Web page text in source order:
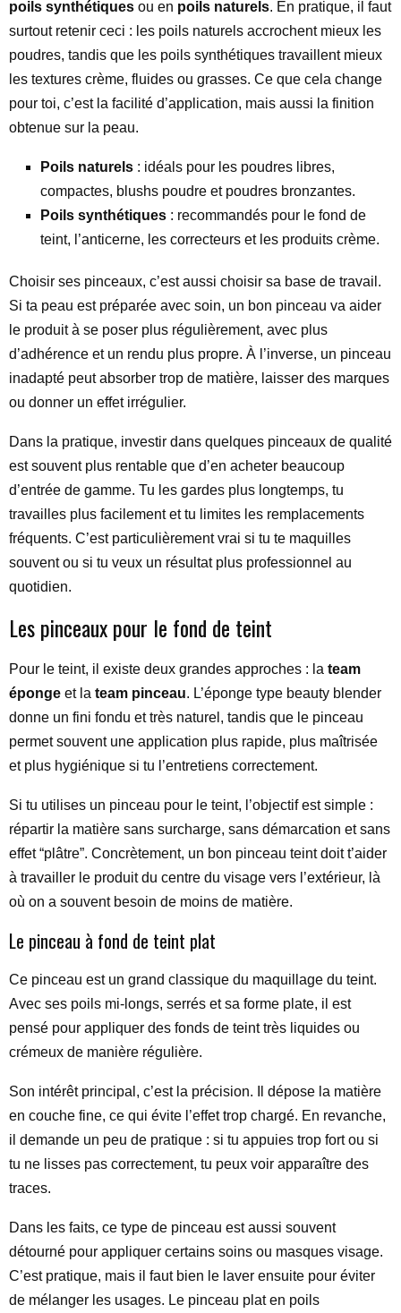
poils synthétiques ou en poils naturels. En pratique, il faut
surtout retenir ceci : les poils naturels accrochent mieux les
poudres, tandis que les poils synthétiques travaillent mieux
les textures crème, fluides ou grasses. Ce que cela change
pour toi, c’est la facilité d’application, mais aussi la finition
obtenue sur la peau.
Poils naturels : idéals pour les poudres libres,
compactes, blushs poudre et poudres bronzantes.
Poils synthétiques : recommandés pour le fond de
teint, l’anticerne, les correcteurs et les produits crème.
Choisir ses pinceaux, c’est aussi choisir sa base de travail.
Si ta peau est préparée avec soin, un bon pinceau va aider
le produit à se poser plus régulièrement, avec plus
d’adhérence et un rendu plus propre. À l’inverse, un pinceau
inadapté peut absorber trop de matière, laisser des marques
ou donner un effet irrégulier.
Dans la pratique, investir dans quelques pinceaux de qualité
est souvent plus rentable que d’en acheter beaucoup
d’entrée de gamme. Tu les gardes plus longtemps, tu
travailles plus facilement et tu limites les remplacements
fréquents. C’est particulièrement vrai si tu te maquilles
souvent ou si tu veux un résultat plus professionnel au
quotidien.
Les pinceaux pour le fond de teint
Pour le teint, il existe deux grandes approches : la team
éponge et la team pinceau. L’éponge type beauty blender
donne un fini fondu et très naturel, tandis que le pinceau
permet souvent une application plus rapide, plus maîtrisée
et plus hygiénique si tu l’entretiens correctement.
Si tu utilises un pinceau pour le teint, l’objectif est simple :
répartir la matière sans surcharge, sans démarcation et sans
effet “plâtre”. Concrètement, un bon pinceau teint doit t’aider
à travailler le produit du centre du visage vers l’extérieur, là
où on a souvent besoin de moins de matière.
Le pinceau à fond de teint plat
Ce pinceau est un grand classique du maquillage du teint.
Avec ses poils mi-longs, serrés et sa forme plate, il est
pensé pour appliquer des fonds de teint très liquides ou
crémeux de manière régulière.
Son intérêt principal, c’est la précision. Il dépose la matière
en couche fine, ce qui évite l’effet trop chargé. En revanche,
il demande un peu de pratique : si tu appuies trop fort ou si
tu ne lisses pas correctement, tu peux voir apparaître des
traces.
Dans les faits, ce type de pinceau est aussi souvent
détourné pour appliquer certains soins ou masques visage.
C’est pratique, mais il faut bien le laver ensuite pour éviter
de mélanger les usages. Le pinceau plat en poils